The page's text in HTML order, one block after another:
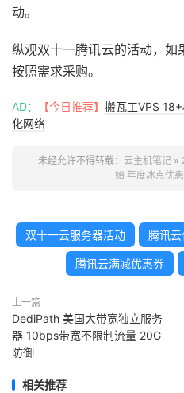
动。
纵观双十一腾讯云的活动，如
按照需求采购。
AD： 【今日推荐】 搬瓦工VPS
化网络
未经允许不得转载： 云主机笔记»
始 年度冰点优
双十一云服务器活动 腾讯
腾讯云满减优惠券
上一篇
DediPath 美国大带宽独立服务
器 10bps带宽不限制流量 20G
防御
相关推荐